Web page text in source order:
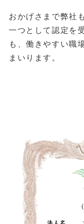
おかげさまで弊社
一つとして認定を
も、働きやすい職
まいります。